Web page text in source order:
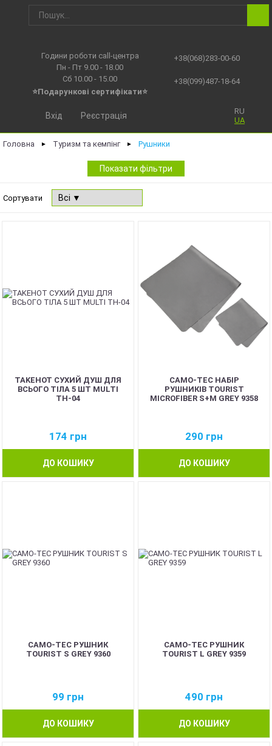
Години роботи call-центра
Пн - Пт 9.00 - 18.00
Сб 10.00 - 15.00
⭐Подарункові сертифікати⭐
+38(068)283-00-60
+38(099)487-18-64
RU
UA
Вхід Реєстрація
Головна ► Туризм та кемпінг ► Рушники
Показати фільтри
Сортувати
TAKEHOT СУХИЙ ДУШ ДЛЯ
ВСЬОГО ТІЛА 5 ШТ MULTI
TH-04
174 грн
ДО КОШИКУ
CAMO-TEC НАБІР
РУШНИКІВ TOURIST
MICROFIBER S+M GREY 9358
290 грн
ДО КОШИКУ
CAMO-TEC РУШНИК
TOURIST S GREY 9360
99 грн
ДО КОШИКУ
CAMO-TEC РУШНИК
TOURIST L GREY 9359
490 грн
ДО КОШИКУ